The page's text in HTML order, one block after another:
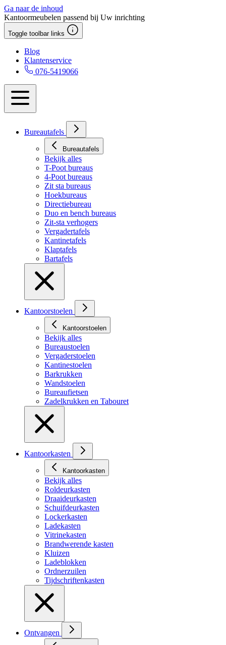
Ga naar de inhoud
Kantoormeubelen passend bij Uw inrichting
Toggle toolbar links
Blog
Klantenservice
076-5419066
Bureautafels
Bureautafels
Bekijk alles
T-Poot bureaus
4-Poot bureaus
Zit sta bureaus
Hoekbureaus
Directiebureau
Duo en bench bureaus
Zit-sta verhogers
Vergadertafels
Kantinetafels
Klaptafels
Bartafels
Kantoorstoelen
Kantoorstoelen
Bekijk alles
Bureaustoelen
Vergaderstoelen
Kantinestoelen
Barkrukken
Wandstoelen
Bureaufietsen
Zadelkrukken en Tabouret
Kantoorkasten
Kantoorkasten
Bekijk alles
Roldeurkasten
Draaideurkasten
Schuifdeurkasten
Lockerkasten
Ladekasten
Vitrinekasten
Brandwerende kasten
Kluizen
Ladeblokken
Ordnerzuilen
Tijdschriftenkasten
Ontvangen